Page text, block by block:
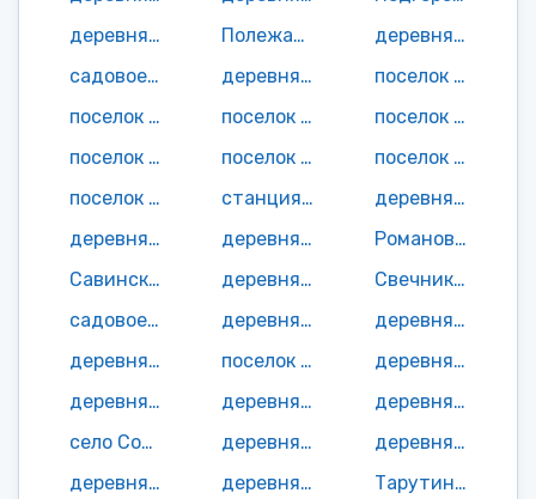
деревня Покровское
Полежаевская деревня
деревня Поля
садовое неком-е товарищество Полянка СОТ
деревня Посад
поселок поселок при 1 шлюзе ББК
поселок поселок при 2 шлюзе ББК
поселок поселок при 3 шлюзе ББК
поселок поселок при 4 шлюзе ББК
поселок поселок при 5 шлюзе ББК
поселок поселок при 7 шлюзе ББК
поселок поселок при 8 шлюзе ББК
поселок поселок при 9 шлюзе ББК
станция Предмедгорский
деревня Пургино
деревня Рамполе
деревня Речка
Романовская деревня
Савинская деревня
деревня Салмагуба
Свечниковская деревня
садовое неком-е товарищество Сегозерье СОТ
деревня Сельги
деревня Семчезеро
деревня Сенная Губа
поселок Сергиево
деревня Середка
деревня Сибово
деревня Сигово
деревня Скурнино
село Сосновка
деревня Спировка
деревня Сычи
деревня Сяргозеро
деревня Тамбицы
Тарутинская деревня